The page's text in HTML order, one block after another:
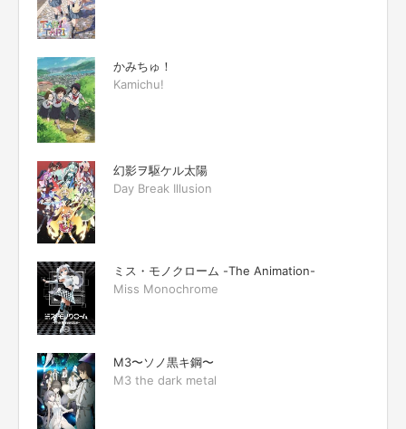
かみちゅ！
Kamichu!
幻影ヲ駆ケル太陽
Day Break Illusion
ミス・モノクローム -The Animation-
Miss Monochrome
M3〜ソノ黒キ鋼〜
M3 the dark metal